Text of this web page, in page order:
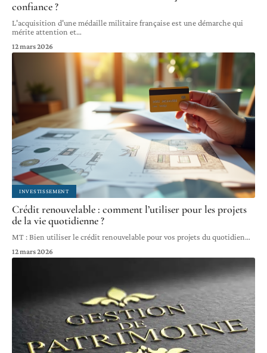
confiance ?
L'acquisition d'une médaille militaire française est une démarche qui
mérite attention et…
12 mars 2026
INVESTISSEMENT
Crédit renouvelable : comment l’utiliser pour les projets
de la vie quotidienne ?
MT : Bien utiliser le crédit renouvelable pour vos projets du quotidien…
12 mars 2026